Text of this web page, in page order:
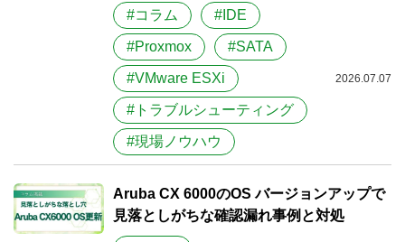
#コラム #IDE
#Proxmox #SATA
#VMware ESXi
#トラブルシューティング
#現場ノウハウ
2026.07.07
Aruba CX 6000のOS バージョンアップで
見落としがちな確認漏れ事例と対処